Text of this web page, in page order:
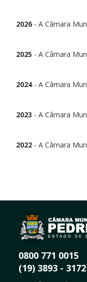
2026 - A Câmara
2025 - A Câmara
2024- A Câmara
2023 - A Câmara
2022 - A Câmara
0800 771 0015
(19) 3893 - 3172